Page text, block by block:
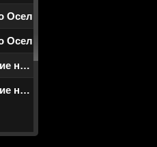
Осел
Осел
Короткие нарды
Короткие нарды